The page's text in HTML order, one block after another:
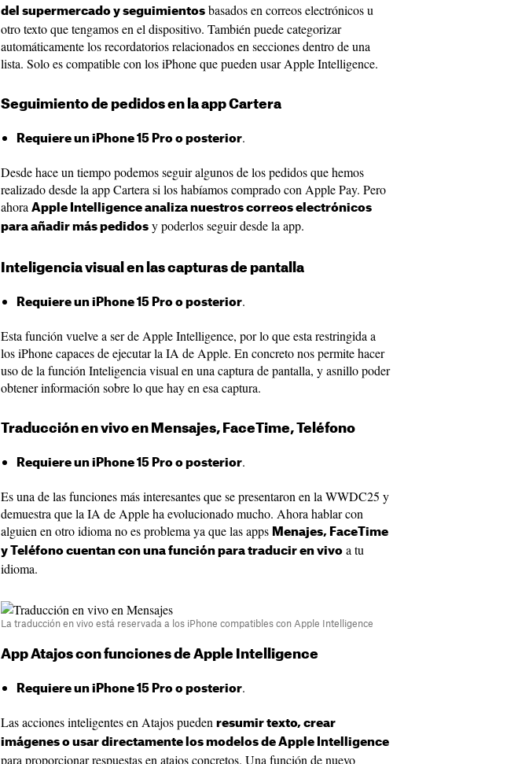
del supermercado y seguimientos basados en correos electrónicos u
otro texto que tengamos en el dispositivo. También puede categorizar
automáticamente los recordatorios relacionados en secciones dentro de una
lista. Solo es compatible con los iPhone que pueden usar Apple Intelligence.
Seguimiento de pedidos en la app Cartera
Requiere un iPhone 15 Pro o posterior.
Desde hace un tiempo podemos seguir algunos de los pedidos que hemos
realizado desde la app Cartera si los habíamos comprado con Apple Pay. Pero
ahora Apple Intelligence analiza nuestros correos electrónicos
para añadir más pedidos y poderlos seguir desde la app.
Inteligencia visual en las capturas de pantalla
Requiere un iPhone 15 Pro o posterior.
Esta función vuelve a ser de Apple Intelligence, por lo que esta restringida a
los iPhone capaces de ejecutar la IA de Apple. En concreto nos permite hacer
uso de la función Inteligencia visual en una captura de pantalla, y asnillo poder
obtener información sobre lo que hay en esa captura.
Traducción en vivo en Mensajes, FaceTime, Teléfono
Requiere un iPhone 15 Pro o posterior.
Es una de las funciones más interesantes que se presentaron en la WWDC25 y
demuestra que la IA de Apple ha evolucionado mucho. Ahora hablar con
alguien en otro idioma no es problema ya que las apps Menajes, FaceTime
y Teléfono cuentan con una función para traducir en vivo a tu
idioma.
La traducción en vivo está reservada a los iPhone compatibles con Apple Intelligence
App Atajos con funciones de Apple Intelligence
Requiere un iPhone 15 Pro o posterior.
Las acciones inteligentes en Atajos pueden resumir texto, crear
imágenes o usar directamente los modelos de Apple Intelligence
para proporcionar respuestas en atajos concretos. Una función de nuevo